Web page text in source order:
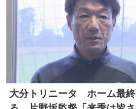
大分トリニータ ホーム最